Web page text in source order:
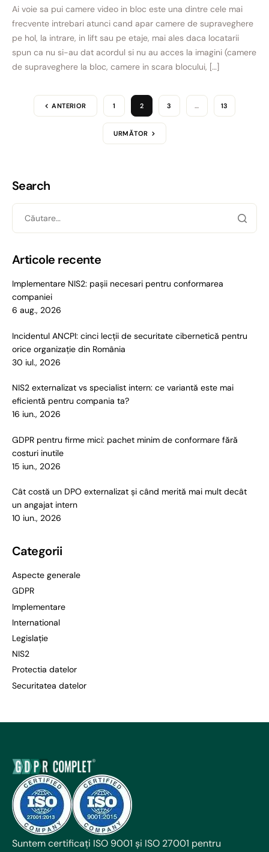
Ai voie sa pui camere video in bloc este una dintre cele mai
frecvente intrebari atunci cand apar camere de supraveghere
pe hol, la intrare, in lift sau pe etaje, mai ales daca locatarii
spun ca nu si-au dat acordul si nu au acces la imagini (camere
de supraveghere la bloc, camere in scara blocului, […]
ANTERIOR 1 2 3 … 13
URMĂTOR
Search
Articole recente
Implementare NIS2: pașii necesari pentru conformarea
companiei
6 aug., 2026
Incidentul ANCPI: cinci lecții de securitate cibernetică pentru
orice organizație din România
30 iul., 2026
NIS2 externalizat vs specialist intern: ce variantă este mai
eficientă pentru compania ta?
16 iun., 2026
GDPR pentru firme mici: pachet minim de conformare fără
costuri inutile
15 iun., 2026
Cât costă un DPO externalizat și când merită mai mult decât
un angajat intern
10 iun., 2026
Categorii
Aspecte generale
GDPR
Implementare
International
Legislație
NIS2
Protectia datelor
Securitatea datelor
Suntem certificați ISO 9001 și ISO 27001 pentru